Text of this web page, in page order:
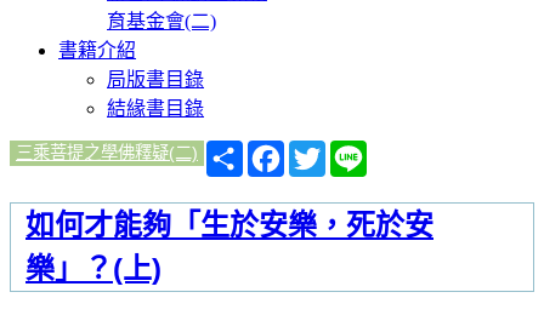
育基金會(二)
書籍介紹
局版書目錄
結緣書目錄
三乘菩提之學佛釋疑(二)
分
享
Facebook
Twitter
如何才能夠「生於安樂，死於安
樂」？(上)